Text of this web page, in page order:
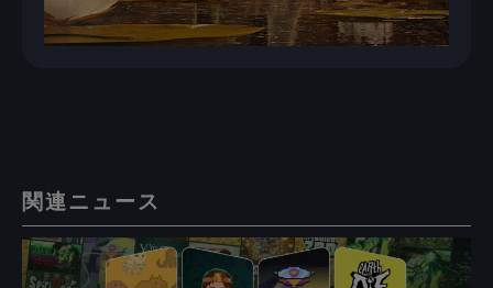
関連ニュース